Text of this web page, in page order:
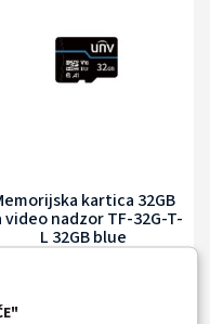
kartica 32GB
video nadzor TF-32G-T-
L 32GB blue